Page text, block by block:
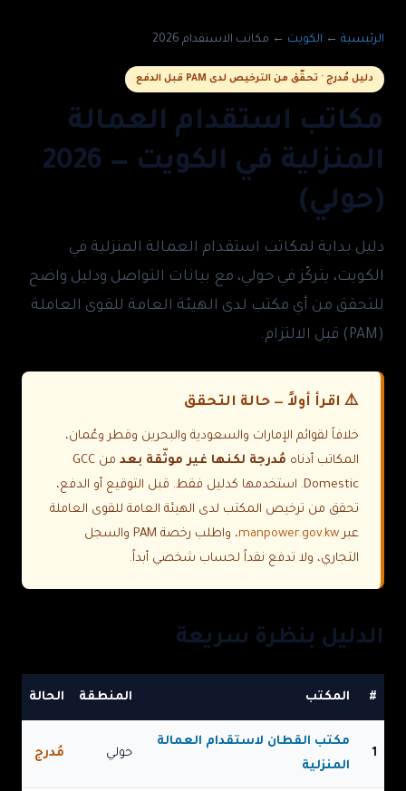
الرئيسية ← الكويت ← مكاتب الاستقدام 2026
دليل مُدرج · تحقّق من الترخيص لدى PAM قبل الدفع
مكاتب استقدام العمالة
المنزلية في الكويت — 2026
(حولي)
دليل بداية لمكاتب استقدام العمالة المنزلية في
الكويت، يتركّز في حولي، مع بيانات التواصل ودليل واضح
للتحقق من أي مكتب لدى الهيئة العامة للقوى العاملة
(PAM) قبل الالتزام.
⚠️ اقرأ أولاً — حالة التحقق
خلافاً لقوائم الإمارات والسعودية والبحرين وقطر وعُمان،
المكاتب أدناه مُدرجة لكنها غير موثّقة بعد
من GCC
Domestic. استخدمها كدليل فقط. قبل التوقيع أو الدفع،
تحقق من ترخيص المكتب لدى الهيئة العامة للقوى العاملة
عبرmanpower.gov.kw
، واطلب رخصة PAM والسجل
التجاري، ولا تدفع نقداً لحساب شخصي أبداً.
الدليل بنظرة سريعة
# المكتب المنطقة الحالة
1
مكتب القطان لاستقدام العمالة
المنزلية
حولي مُدرج